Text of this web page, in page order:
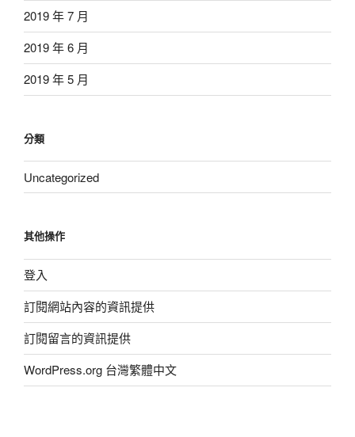
2019 年 7 月
2019 年 6 月
2019 年 5 月
分類
Uncategorized
其他操作
登入
訂閱網站內容的資訊提供
訂閱留言的資訊提供
WordPress.org 台灣繁體中文